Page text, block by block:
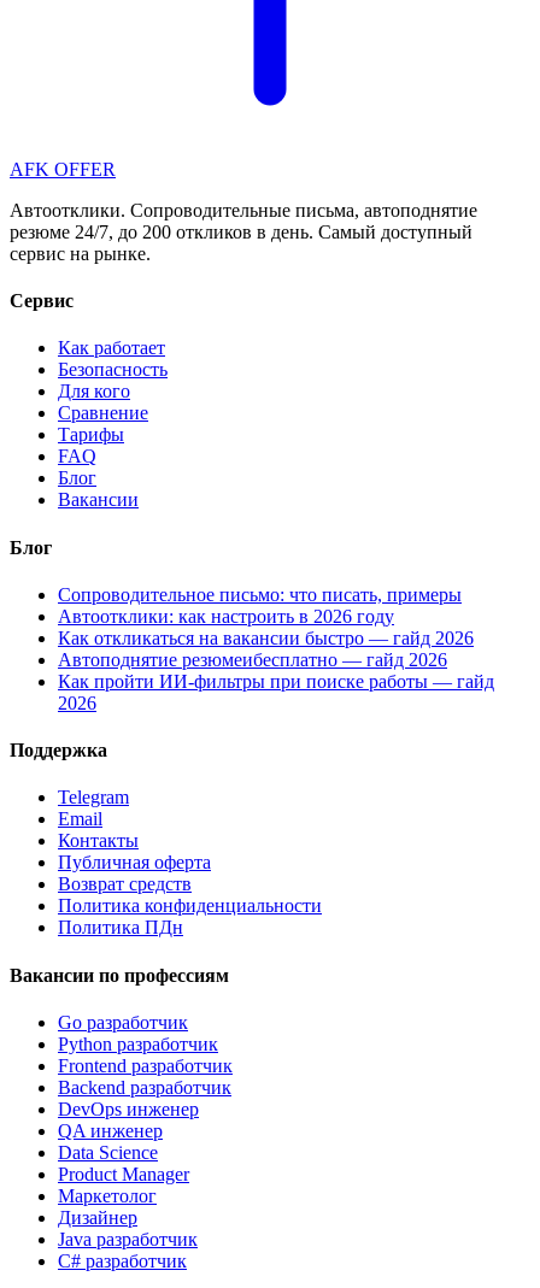
AFK OFFER
Автоотклики. Сопроводительные письма, автоподнятие
резюме 24/7, до 200 откликов в день. Самый доступный
сервис на рынке.
Сервис
Как работает
Безопасность
Для кого
Сравнение
Тарифы
FAQ
Блог
Вакансии
Блог
Сопроводительное письмо: что писать, примеры
Автоотклики: как настроить в 2026 году
Как откликаться на вакансии быстро — гайд 2026
Автоподнятие резюмеибесплатно — гайд 2026
Как пройти ИИ-фильтры при поиске работы — гайд
2026
Поддержка
Telegram
Email
Контакты
Публичная оферта
Возврат средств
Политика конфиденциальности
Политика ПДн
Вакансии по профессиям
Go разработчик
Python разработчик
Frontend разработчик
Backend разработчик
DevOps инженер
QA инженер
Data Science
Product Manager
Маркетолог
Дизайнер
Java разработчик
C# разработчик